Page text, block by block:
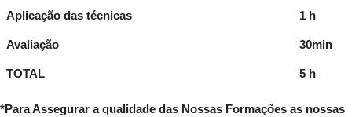
Aplicação das técnicas 1 h
Avaliação 30min
TOTAL 5 h
*Para Assegurar a qualidade das Nossas Formações as nossas